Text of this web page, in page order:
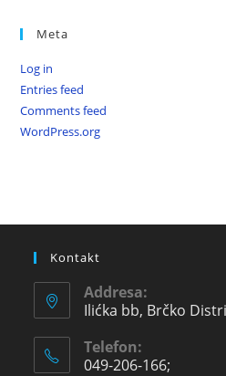
Meta
Log in
Entries feed
Comments feed
WordPress.org
Kontakt
Addresa:
Ilićka bb, Brčko
Telefon:
049-206-166;